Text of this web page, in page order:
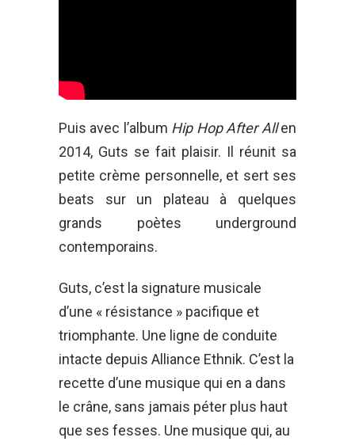
Puis avec l’album Hip Hop After Allen
2014, Guts se fait plaisir. Il réunit sa
petite crème personnelle, et sert ses
beats sur un plateau à quelques
grands poètes underground
contemporains.
Guts, c’est la signature musicale
d’une « résistance » pacifique et
triomphante. Une ligne de conduite
intacte depuis Alliance Ethnik. C’est la
recette d’une musique qui en a dans
le crâne, sans jamais péter plus haut
que ses fesses. Une musique qui, au